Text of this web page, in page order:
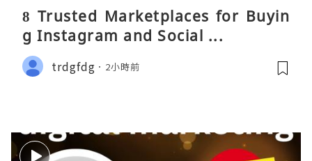
8 Trusted Marketplaces for Buyin
g Instagram and Social ...
trdgfdg 2小時前